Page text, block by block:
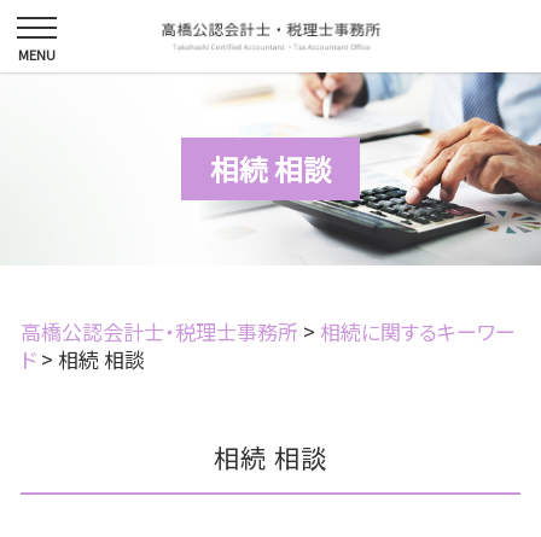
相続 相談
高橋公認会計士・税理士事務所 > 相続に関するキーワー
ド > 相続 相談
相続 相談